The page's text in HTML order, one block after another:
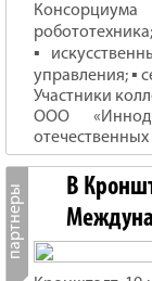
▪
управления; ▪
Участники
ООО
В